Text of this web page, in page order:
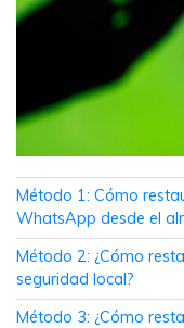
iOS y
Método 1: Cómo
WhatsApp desde el
Método 2: ¿Cómo
seguridad local?
Método 3: ¿Cómo